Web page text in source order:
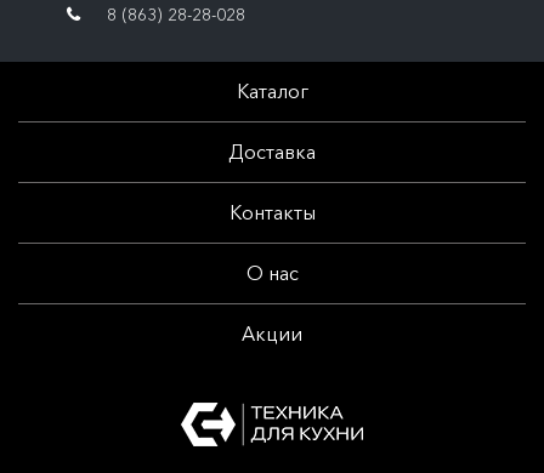
8 (863) 28-28-028
Каталог
Доставка
Контакты
О нас
Акции